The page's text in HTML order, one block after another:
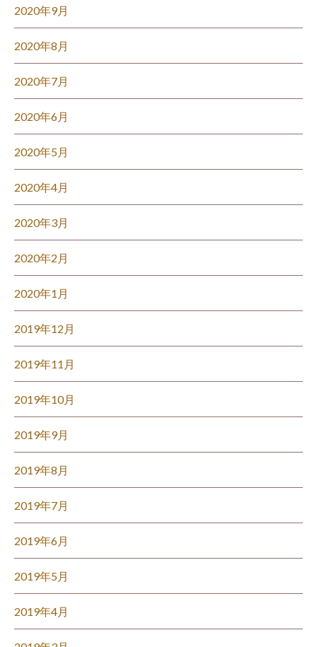
2020年9月
2020年8月
2020年7月
2020年6月
2020年5月
2020年4月
2020年3月
2020年2月
2020年1月
2019年12月
2019年11月
2019年10月
2019年9月
2019年8月
2019年7月
2019年6月
2019年5月
2019年4月